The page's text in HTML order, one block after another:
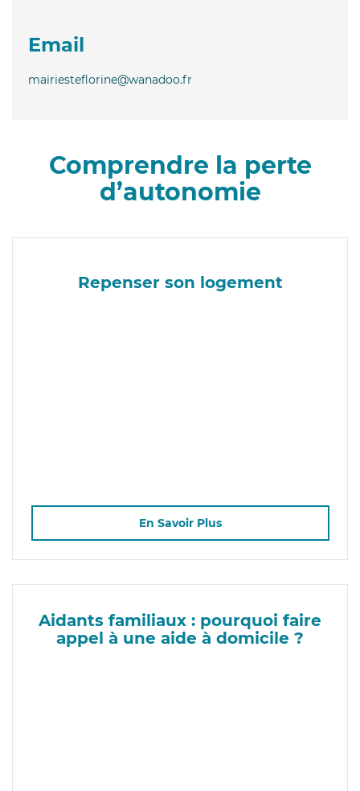
Email
mairiesteflorine@wanadoo.fr
Comprendre la perte
d’autonomie
Repenser son logement
En Savoir Plus
Aidants familiaux : pourquoi faire
appel à une aide à domicile ?